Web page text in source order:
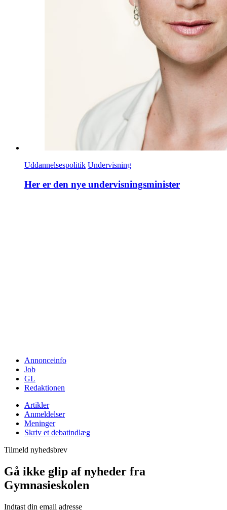
Uddannelsespolitik Undervisning
Her er den nye undervisningsminister
Annonceinfo
Job
GL
Redaktionen
Artikler
Anmeldelser
Meninger
Skriv et debatindlæg
Tilmeld nyhedsbrev
Gå ikke glip af nyheder fra
Gymnasieskolen
Indtast din email adresse